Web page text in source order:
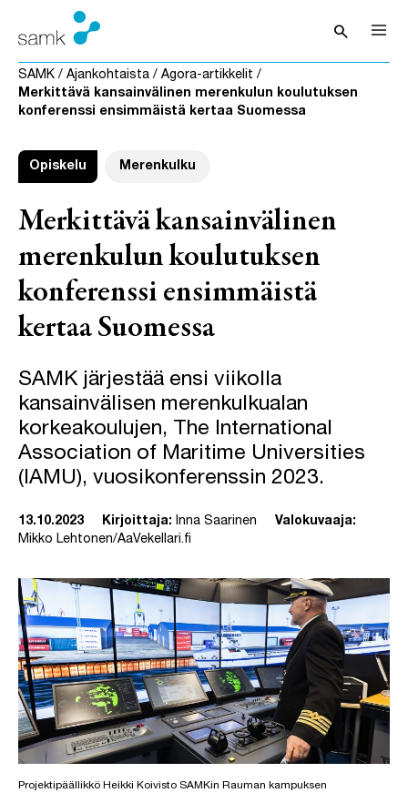
Siirry sisältöön
searchAvaa haku
SAMK / Ajankohtaista / Agora-artikkelit /
Merkittävä kansainvälinen merenkulun koulutuksen
konferenssi ensimmäistä kertaa Suomessa
Opiskelu Merenkulku
Merkittävä kansainvälinen
merenkulun koulutuksen
konferenssi ensimmäistä
kertaa Suomessa
SAMK järjestää ensi viikolla
kansainvälisen merenkulkualan
korkeakoulujen, The International
Association of Maritime Universities
(IAMU), vuosikonferenssin 2023.
13.10.2023 Kirjoittaja: Inna Saarinen
Valokuvaaja:
Mikko Lehtonen/AaVekellari.fi
Projektipäällikkö Heikki Koivisto SAMKin Rauman kampuksen